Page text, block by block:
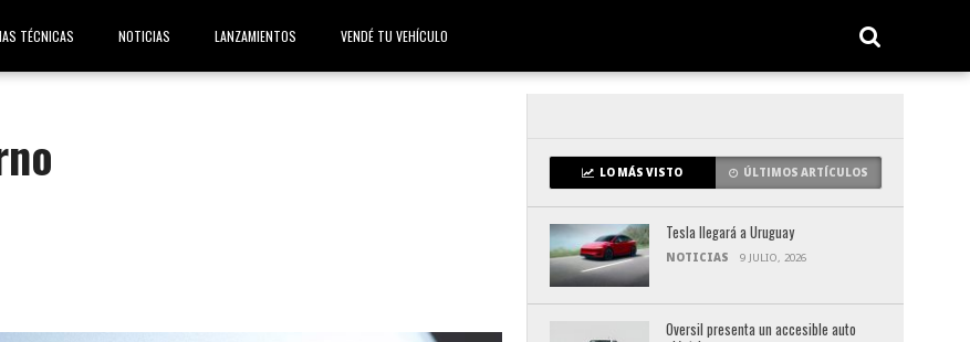
TÉCNICAS NOTICIAS LANZAMIENTOS VENDÉ TU VEHÍCULO
LO MÁS VISTO ÚLTIMOS ARTÍCULOS
Tesla llegará a Uruguay
NOTICIAS 9 JULIO, 2026
Oversil presenta un accesible auto